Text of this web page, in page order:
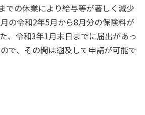
での休業により給与等が著しく減少
の令和2年5月から8月分の保険料が
、令和3年1月末日までに届出があっ
で、その間は遡及して申請が可能で